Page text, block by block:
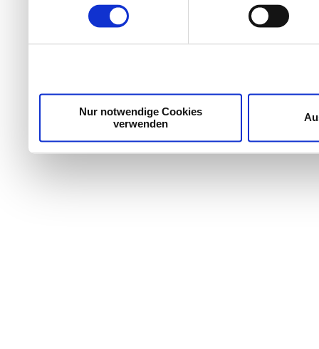
Wir verwenden Cookies, um Inhalte und Anzeigen zu
die Zugriffe auf unsere Website zu analysieren.
Dienste gesammelt haben.
Nur notwendige Cookies
verwenden